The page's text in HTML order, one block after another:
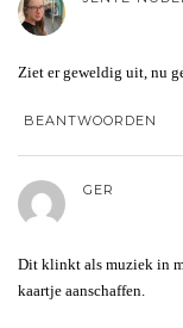
Ziet er geweldig uit, nu
BEANTWOORDEN
GER
Dit klinkt als muziek in
kaartje aanschaffen.